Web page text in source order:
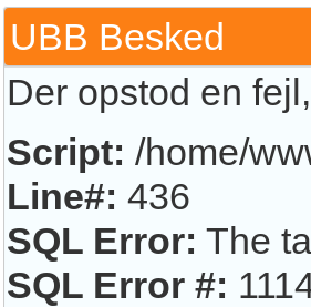
UBB Besked
Der opstod en
Script: /home/
Line#: 436
SQL Error: The
SQL Error #: